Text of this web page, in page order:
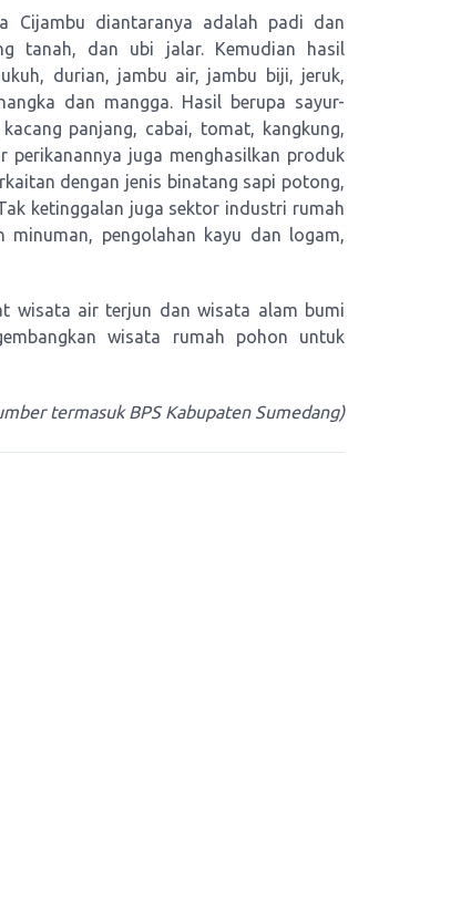
Cijambu diantaranya adalah padi dan
tanah, dan ubi jalar. Kemudian hasil
durian, jambu air, jambu biji, jeruk,
dan mangga. Hasil berupa sayur-
panjang, cabai, tomat, kangkung,
perikanannya juga menghasilkan produk
dengan jenis binatang sapi potong,
ketinggalan juga sektor industri rumah
minuman, pengolahan kayu dan logam,
wisata air terjun dan wisata alam bumi
wisata rumah pohon untuk
termasuk BPS Kabupaten Sumedang)